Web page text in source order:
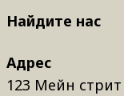
Найдите нас
Адрес
123 Мейн стрит